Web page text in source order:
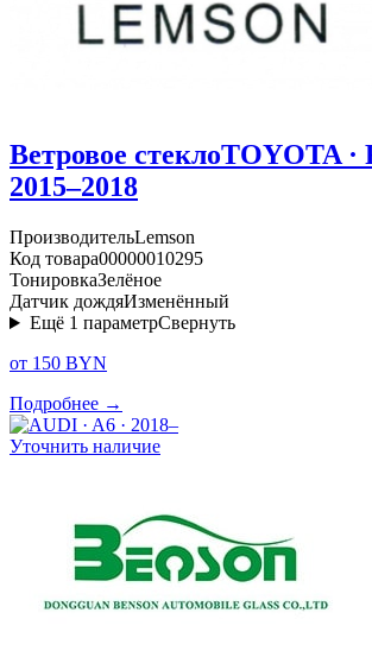
Ветровое стеклоTOYOTA ·
2015–2018
ПроизводительLemson
Код товара00000010295
ТонировкаЗелёное
Датчик дождяИзменённый
Ещё 1 параметрСвернуть
от 150 BYN
Подробнее →
Уточнить наличие